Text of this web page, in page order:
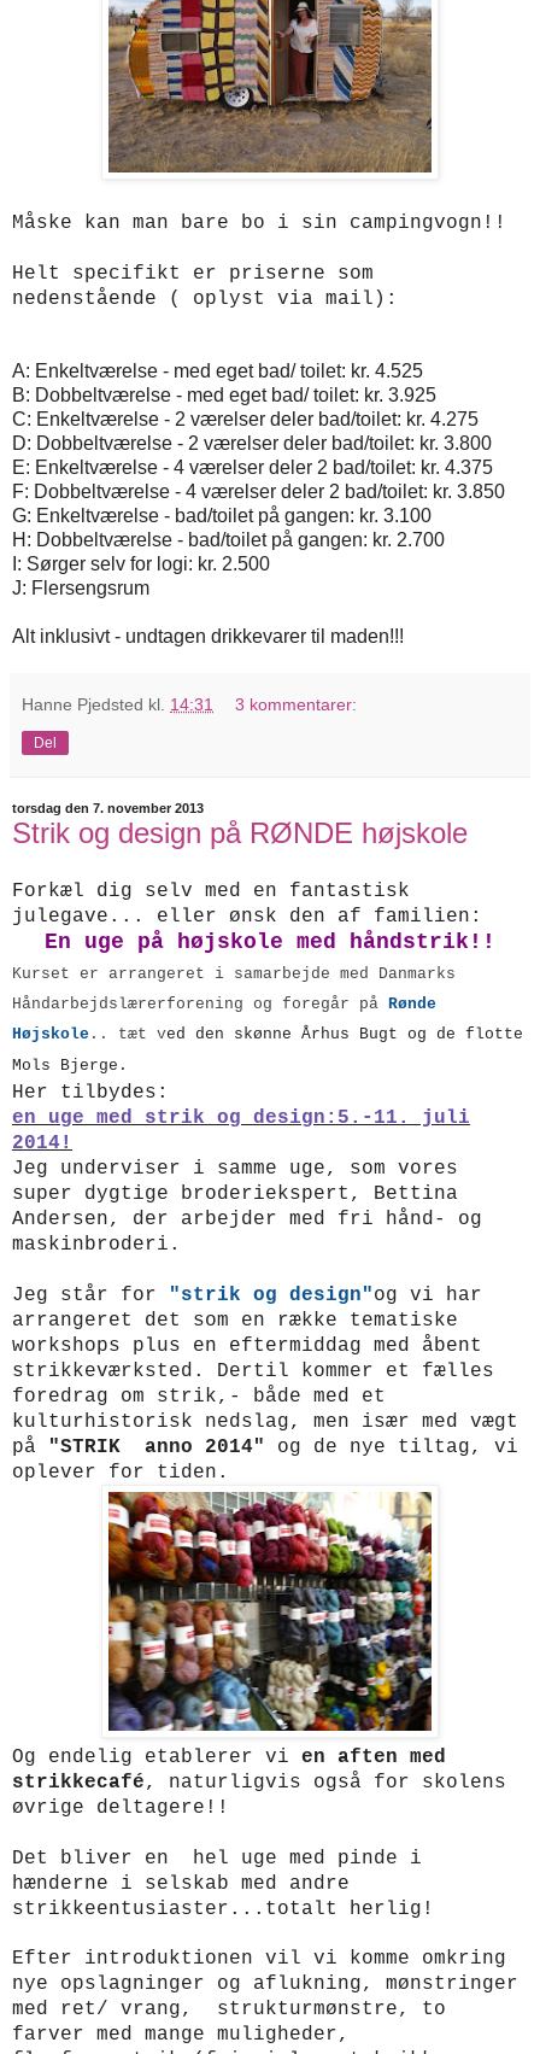
Måske kan man bare bo i sin campingvogn!!
Helt specifikt er priserne som
nedenstående ( oplyst via mail):
A: Enkeltværelse - med eget bad/ toilet: kr. 4.525
B: Dobbeltværelse - med eget bad/ toilet: kr. 3.925
C: Enkeltværelse - 2 værelser deler bad/toilet: kr. 4.275
D: Dobbeltværelse - 2 værelser deler bad/toilet: kr. 3.800
E: Enkeltværelse - 4 værelser deler 2 bad/toilet: kr. 4.375
F: Dobbeltværelse - 4 værelser deler 2 bad/toilet: kr. 3.850
G: Enkeltværelse - bad/toilet på gangen: kr. 3.100
H: Dobbeltværelse - bad/toilet på gangen: kr. 2.700
I: Sørger selv for logi: kr. 2.500
J: Flersengsrum
Alt inklusivt - undtagen drikkevarer til maden!!!
Hanne Pjedsted kl. 14:31 3 kommentarer:
Del
torsdag den 7. november 2013
Strik og design på RØNDE højskole
Forkæl dig selv med en fantastisk
julegave... eller ønsk den af familien:
En uge på højskole med håndstrik!!
Kurset er arrangeret i samarbejde med Danmarks
Håndarbejdslærerforening og foregår på Rønde
Højskole .. tæt ved den skønne Århus Bugt og de flotte
Mols Bjerge.
Her tilbydes:
en uge med strik og design:5.-11. juli
2014!
Jeg underviser i samme uge, som vores
super dygtige broderiekspert, Bettina
Andersen, der arbejder med fri hånd- og
maskinbroderi.
Jeg står for "strik og design"og vi har
arrangeret det som en række tematiske
workshops plus en eftermiddag med åbent
strikkeværksted. Dertil kommer et fælles
foredrag om strik,- både med et
kulturhistorisk nedslag, men især med vægt
på
"STRIK anno 2014"
og de nye tiltag, vi
oplever for tiden.
Og endelig etablerer vi en aften med
strikkecafé, naturligvis også for skolens
øvrige deltagere!!
Det bliver en hel uge med pinde i
hænderne i selskab med andre
strikkeentusiaster...totalt herlig!
Efter introduktionen vil vi komme omkring
nye opslagninger og aflukning, mønstringer
med ret/ vrang, strukturmønstre, to
farver med mange muligheder,